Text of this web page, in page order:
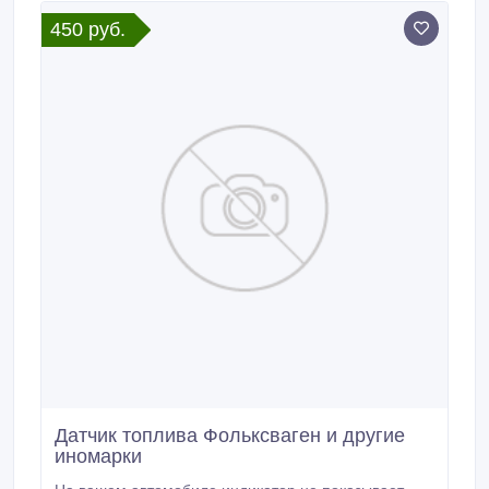
работал как прежде.
450 руб.
Датчик топлива Фольксваген и другие
иномарки